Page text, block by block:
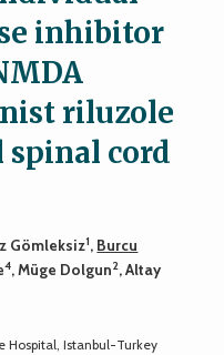
inhibitor
riluzole
cord
Gömleksiz1, Burcu
4, Müge Dolgun2, Altay
Hospital, Istanbul-Turkey